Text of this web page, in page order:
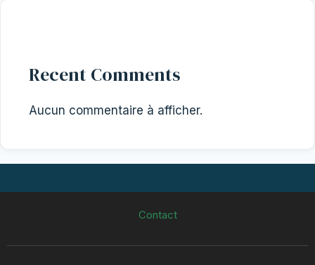
Recent Comments
Aucun commentaire à afficher.
Contact